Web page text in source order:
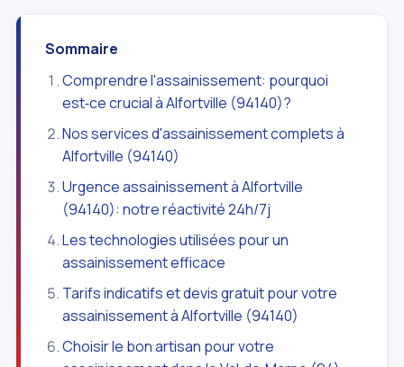
Sommaire
Comprendre l'assainissement: pourquoi
est‑ce crucial à Alfortville (94140)?
Nos services d'assainissement complets à
Alfortville (94140)
Urgence assainissement à Alfortville
(94140): notre réactivité 24h/7j
Les technologies utilisées pour un
assainissement efficace
Tarifs indicatifs et devis gratuit pour votre
assainissement à Alfortville (94140)
Choisir le bon artisan pour votre